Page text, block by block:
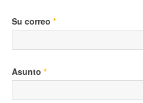
Su correo *
Asunto *